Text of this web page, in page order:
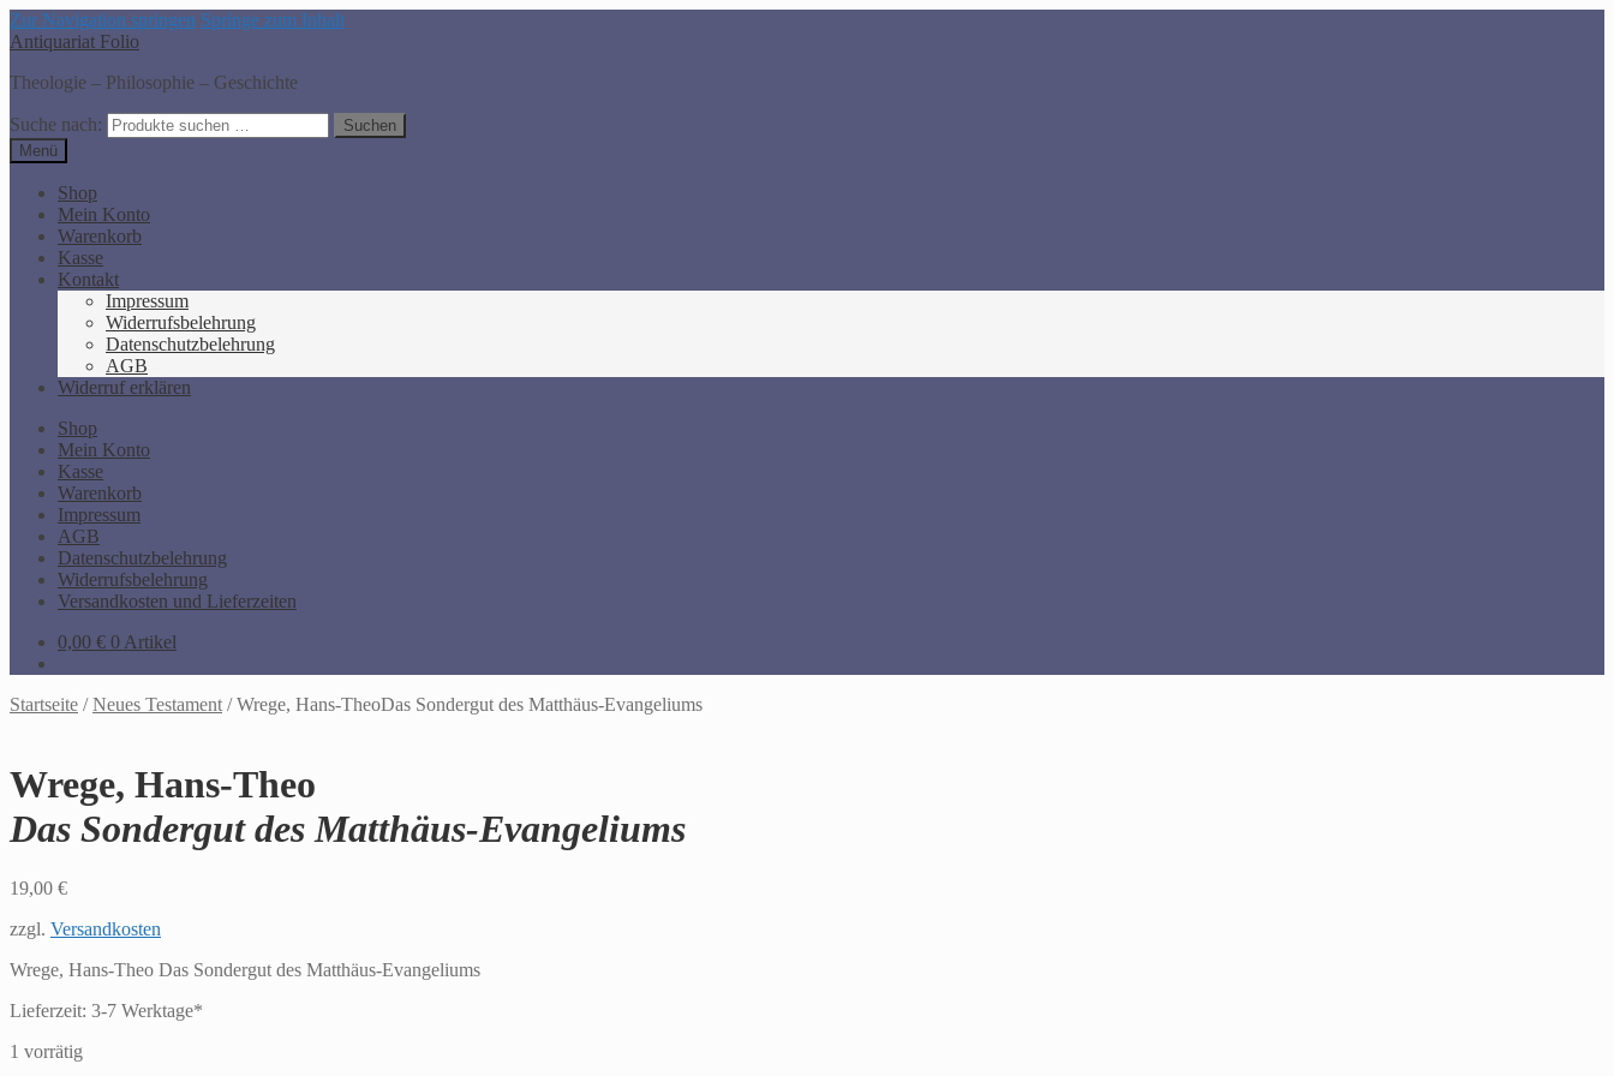
Zur Navigation springen Springe zum Inhalt
Antiquariat Folio
Theologie – Philosophie – Geschichte
Suche nach:
Suchen
Menü
Shop
Mein Konto
Warenkorb
Kasse
Kontakt
Impressum
Widerrufsbelehrung
Datenschutzbelehrung
AGB
Widerruf erklären
Shop
Mein Konto
Kasse
Warenkorb
Impressum
AGB
Datenschutzbelehrung
Widerrufsbelehrung
Versandkosten und Lieferzeiten
0,00 € 0 Artikel
Startseite /Neues Testament /Wrege, Hans-TheoDas Sondergut des Matthäus-Evangeliums
Wrege, Hans-Theo
Das Sondergut des Matthäus-Evangeliums
19,00 €
zzgl. Versandkosten
Wrege, Hans-Theo Das Sondergut des Matthäus-Evangeliums
Lieferzeit: 3-7 Werktage*
1 vorrätig